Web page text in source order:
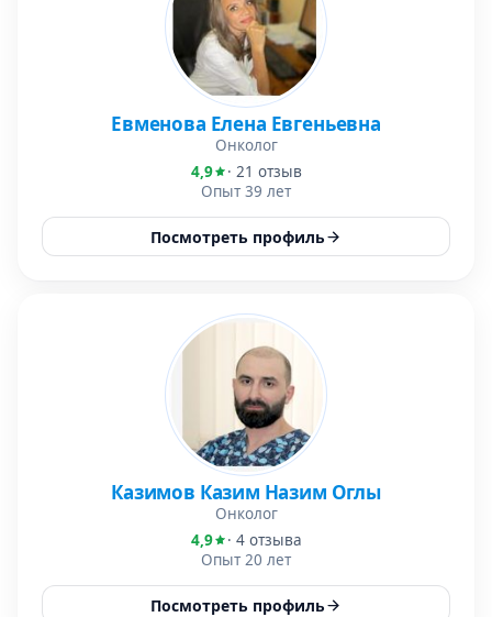
Евменова Елена Евгеньевна
Онколог
4,9
· 21 отзыв
Опыт 39 лет
Посмотреть профиль
Казимов Казим Назим Оглы
Онколог
4,9
· 4 отзыва
Опыт 20 лет
Посмотреть профиль